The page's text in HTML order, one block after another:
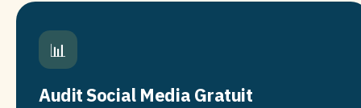
📊
Audit Social Media Gratuit